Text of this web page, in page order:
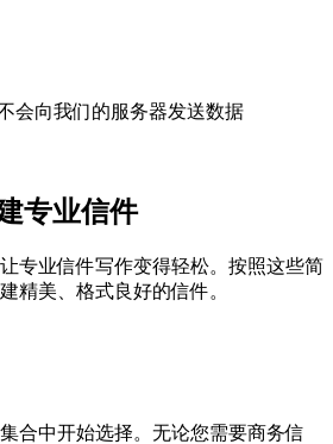
会向我们的服务器发送数据
专业信件
专业信件写作变得轻松。按照这些简
精美、格式良好的信件。
合中开始选择。无论您需要商务信